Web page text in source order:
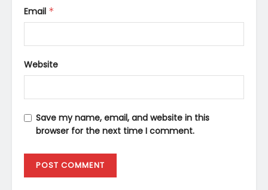
Email *
Website
Save my name, email, and website in this
browser for the next time I comment.